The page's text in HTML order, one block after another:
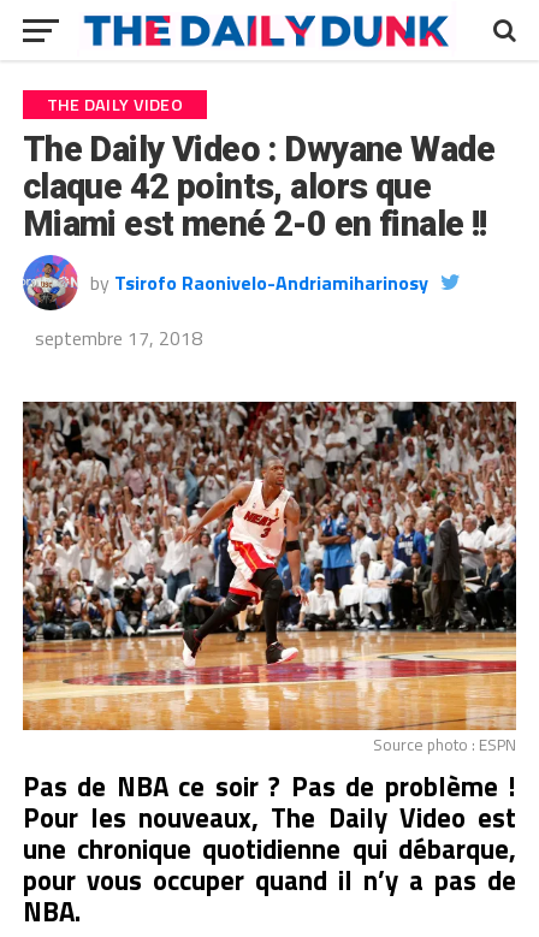
THE DAILY VIDEO
The Daily Video : Dwyane Wade
claque 42 points, alors que
Miami est mené 2-0 en finale !!
by Tsirofo Raonivelo-Andriamiharinosy
septembre 17, 2018
Source photo : ESPN
Pas de NBA ce soir ? Pas de problème !
Pour les nouveaux, The Daily Video est
une chronique quotidienne qui débarque,
pour vous occuper quand il n’y a pas de
NBA.